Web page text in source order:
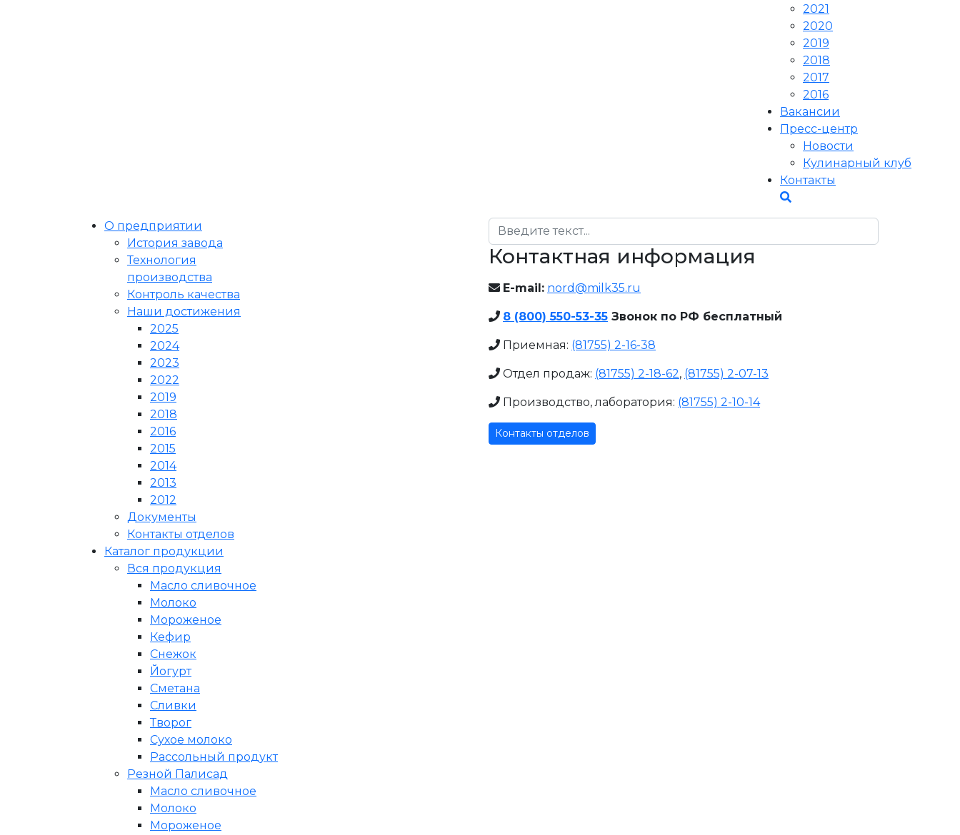
2021
2020
2019
2018
2017
2016
Вакансии
Пресс-центр
Новости
Кулинарный клуб
Контакты
О предприятии
История завода
Технология
производства
Контроль качества
Наши достижения
2025
2024
2023
2022
2019
2018
2016
2015
2014
2013
2012
Документы
Контакты отделов
Каталог продукции
Вся продукция
Масло сливочное
Молоко
Мороженое
Кефир
Снежок
Йогурт
Сметана
Сливки
Творог
Сухое молоко
Рассольный продукт
Резной Палисад
Масло сливочное
Молоко
Мороженое
Поиск
Контактная информация
E-mail: nord@milk35.ru
8 (800) 550-53-35 Звонок по РФ бесплатный
Приемная: (81755) 2-16-38
Отдел продаж: (81755) 2-18-62, (81755) 2-07-13
Производство, лаборатория: (81755) 2-10-14
Контакты отделов